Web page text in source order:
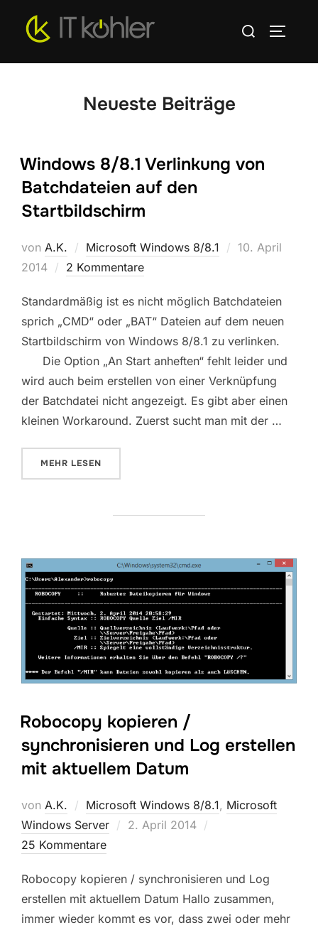
Inhalt
Suchen
Neueste Beiträge
Windows 8/8.1 Verlinkung von
Batchdateien auf den
Startbildschirm
von A.K. Microsoft Windows 8/8.1
Veröffentlicht
10. April
2014
2 Kommentare
Standardmäßig ist es nicht möglich Batchdateien
sprich „CMD“ oder „BAT“ Dateien auf dem neuen
Startbildschirm von Windows 8/8.1 zu verlinken.
Die Option „An Start anheften“ fehlt leider und
wird auch beim erstellen von einer Verknüpfung
der Batchdatei nicht angezeigt. Es gibt aber einen
kleinen Workaround. Zuerst sucht man mit der …
MEHR ÜBER „WINDOWS 8/8.1 VERLINKUNG VON
LESEN
Robocopy kopieren /
synchronisieren und Log erstellen
mit aktuellem Datum
von A.K. Microsoft Windows 8/8.1, Microsoft
Windows Server
Veröffentlicht
2. April 2014
25 Kommentare
Robocopy kopieren / synchronisieren und Log
erstellen mit aktuellem Datum Hallo zusammen,
immer wieder kommt es vor, dass zwei oder mehr